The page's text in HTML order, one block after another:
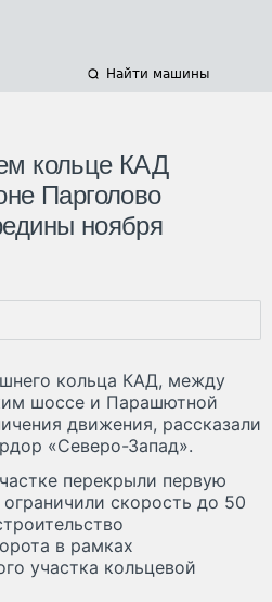
Найти машины
кольце КАД
Парголово
ноября
кольца КАД, между
шоссе и Парашютной
движения, рассказали
«Северо-Запад».
перекрыли первую
скорость до 50
в рамках
участка кольцевой